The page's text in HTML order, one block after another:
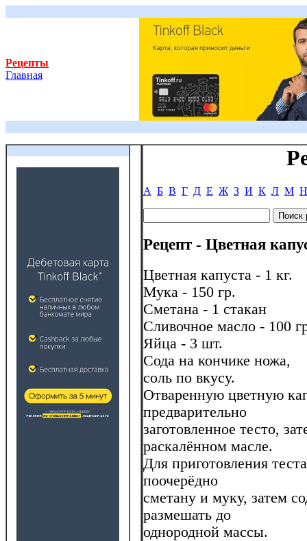
Рецепты
Главная
А Б В Г Д Е Ж З И К Л М Н
Рецепт - Цветная
Цветная капуста - 1 кг.
Мука - 150 гр.
Сметана - 1 стакан
Сливочное масло - 100
Яйца - 3 шт.
Сода на кончике ножа,
соль по вкусу.
Отваренную цветную
предварительно
заготовленное тесто,
раскалённом масле.
Для приготовления
поочерёдно
сметану и муку, затем
размешать до
однородной массы.